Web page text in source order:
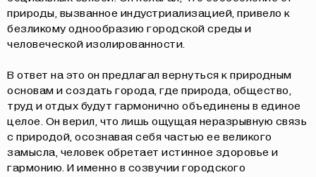
природы, вызванное индустриализацией, привело к
безликому однообразию городской среды и
человеческой изолированности.
В ответ на это он предлагал вернуться к природным
основам и создать города, где природа, общество,
труд и отдых будут гармонично объединены в единое
целое. Он верил, что лишь ощущая неразрывную связь
с природой, осознавая себя частью ее великого
замысла, человек обретает истинное здоровье и
гармонию. И именно в созвучии городского